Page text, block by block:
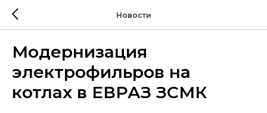
Новости
Модернизация
электрофильров на
котлах в ЕВРАЗ ЗСМК